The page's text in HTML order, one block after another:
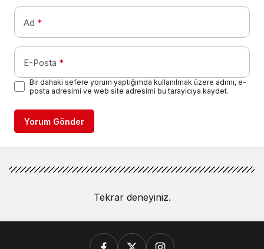
Ad *
E-Posta *
Bir dahaki sefere yorum yaptığımda kullanılmak üzere adımı, e-
posta adresimi ve web site adresimi bu tarayıcıya kaydet.
Yorum Gönder
Tekrar deneyiniz.